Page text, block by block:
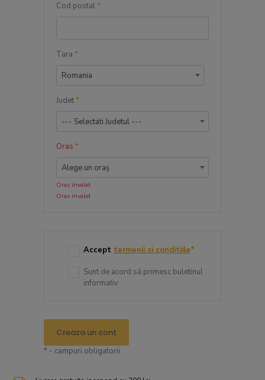
Cod postal*
Tara *
Romania
Judet*
--- Selectati Judetul ---
Oras *
Alege un oraș
Oras invalid
Oras invalid
Accept termenii si conditiile*
Sunt de acord să primesc buletinul
informativ
Creaza un cont
* - campuri obligatorii